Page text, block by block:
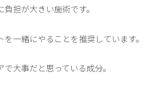
担が大きい施術です。
一緒にやることを推奨しています。
大事だと思っている成分。